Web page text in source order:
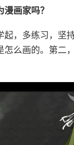
画家吗？
起，多练习，坚
怎么画的。第二